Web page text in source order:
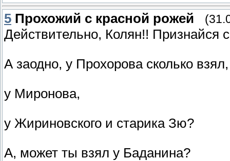
5 Прохожий с красной рожей
Действительно, Колян!! Признайся
А заодно, у Прохорова сколько взял,
у Миронова,
у Жириновского и старика Зю?
А, может ты взял у Баданина?